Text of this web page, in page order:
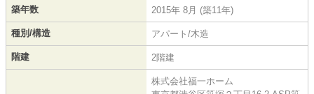
築年数 2015年 8月 (築11年)
種別/構造 アパート/木造
階建 2階建
株式会社福一ホーム